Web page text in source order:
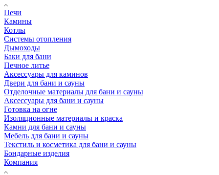
Печи
Камины
Котлы
Системы отопления
Дымоходы
Баки для бани
Печное литье
Аксессуары для каминов
Двери для бани и сауны
Отделочные материалы для бани и сауны
Аксессуары для бани и сауны
Готовка на огне
Изоляционные материалы и краска
Камни для бани и сауны
Мебель для бани и сауны
Текстиль и косметика для бани и сауны
Бондарные изделия
Компания